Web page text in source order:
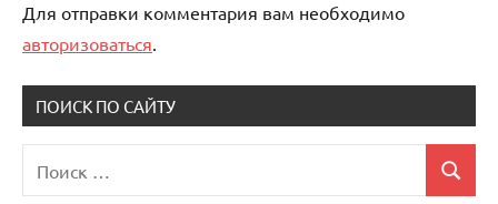
Для отправки комментария вам необходимо
авторизоваться.
ПОИСК ПО САЙТУ
для:
Поиск